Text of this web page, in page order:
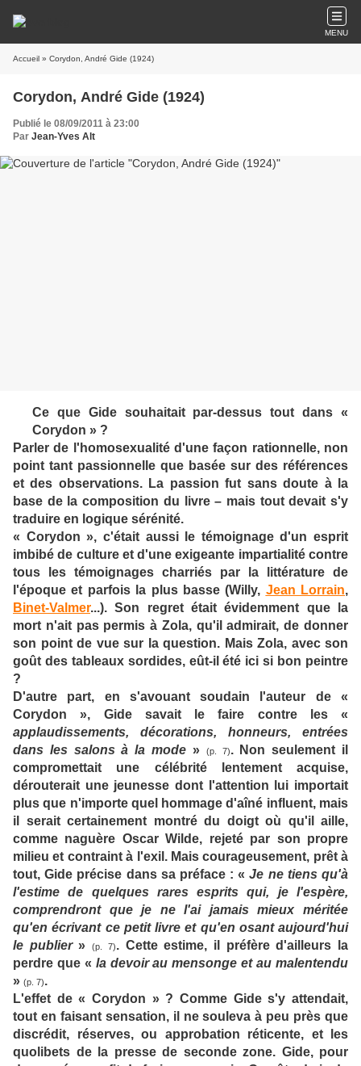
MENU
Accueil » Corydon, André Gide (1924)
Corydon, André Gide (1924)
Publié le 08/09/2011 à 23:00
Par Jean-Yves Alt
Ce que Gide souhaitait par-dessus tout dans «
Corydon » ?
Parler de l'homosexualité d'une façon rationnelle, non
point tant passionnelle que basée sur des références
et des observations. La passion fut sans doute à la
base de la composition du livre – mais tout devait s'y
traduire en logique sérénité.
« Corydon », c'était aussi le témoignage d'un esprit
imbibé de culture et d'une exigeante impartialité contre
tous les témoignages charriés par la littérature de
l'époque et parfois la plus basse (Willy, Jean Lorrain,
Binet-Valmer...). Son regret était évidemment que la
mort n'ait pas permis à Zola, qu'il admirait, de donner
son point de vue sur la question. Mais Zola, avec son
goût des tableaux sordides, eût-il été ici si bon peintre
?
D'autre part, en s'avouant soudain l'auteur de «
Corydon », Gide savait le faire contre les «
applaudissements, décorations, honneurs, entrées
dans les salons à la mode » (p. 7). Non seulement il
compromettait une célébrité lentement acquise,
dérouterait une jeunesse dont l'attention lui importait
plus que n'importe quel hommage d'aîné influent, mais
il serait certainement montré du doigt où qu'il aille,
comme naguère Oscar Wilde, rejeté par son propre
milieu et contraint à l'exil. Mais courageusement, prêt à
tout, Gide précise dans sa préface : «Je ne tiens qu'à
l'estime de quelques rares esprits qui, je l'espère,
comprendront que je ne l'ai jamais mieux méritée
qu'en écrivant ce petit livre et qu'en osant aujourd'hui
le publier» (p. 7). Cette estime, il préfère d'ailleurs la
perdre que « la devoir au mensonge et au malentendu
» (p. 7).
L'effet de « Corydon » ? Comme Gide s'y attendait,
tout en faisant sensation, il ne souleva à peu près que
discrédit, réserves, ou approbation réticente, et les
quolibets de la presse de seconde zone. Gide, pour